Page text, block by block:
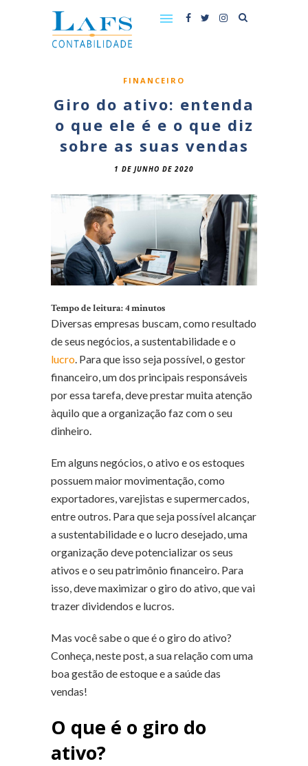
FINANCEIRO
Giro do ativo: entenda
o que ele é e o que diz
sobre as suas vendas
1 DE JUNHO DE 2020
Tempo de leitura:4minutos
Diversas empresas buscam, como resultado
de seus negócios, a sustentabilidade e o
lucro . Para que isso seja possível, o gestor
financeiro, um dos principais responsáveis
por essa tarefa, deve prestar muita atenção
àquilo que a organização faz com o seu
dinheiro.
Em alguns negócios, o ativo e os estoques
possuem maior movimentação, como
exportadores, varejistas e supermercados,
entre outros. Para que seja possível alcançar
a sustentabilidade e o lucro desejado, uma
organização deve potencializar os seus
ativos e o seu patrimônio financeiro. Para
isso, deve maximizar o giro do ativo, que vai
trazer dividendos e lucros.
Mas você sabe o que é o giro do ativo?
Conheça, neste post, a sua relação com uma
boa gestão de estoque e a saúde das
vendas!
O que é o giro do
ativo?